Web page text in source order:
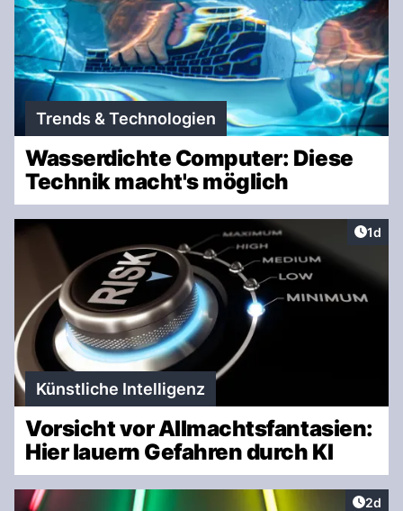
Trends & Technologien
Wasserdichte Computer: Diese
Technik macht's möglich
1d
Künstliche Intelligenz
Vorsicht vor Allmachtsfantasien:
Hier lauern Gefahren durch KI
2d